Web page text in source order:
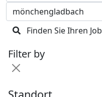
Finden Sie Ihren Job
Filter by